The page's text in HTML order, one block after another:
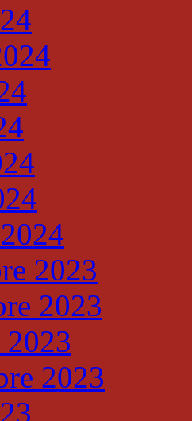
2023
2023
2023
2023